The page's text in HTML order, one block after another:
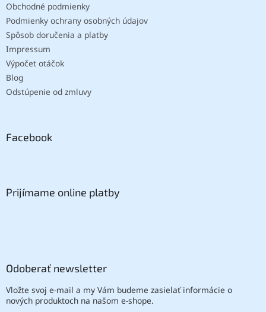
Obchodné podmienky
Podmienky ochrany osobných údajov
Spôsob doručenia a platby
Impressum
Výpočet otáčok
Blog
Odstúpenie od zmluvy
Facebook
Prijímame online platby
Odoberať newsletter
Vložte svoj e-mail a my Vám budeme zasielať informácie o
nových produktoch na našom e-shope.